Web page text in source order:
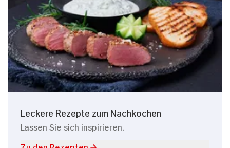
Leckere Rezepte zum Nachkochen
Lassen Sie sich inspirieren.